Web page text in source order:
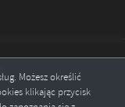
Możesz określić
klikając przycisk